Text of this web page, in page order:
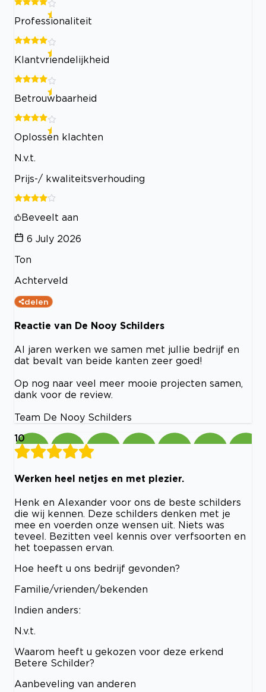
Professionaliteit
Klantvriendelijkheid
Betrouwbaarheid
Oplossen klachten
N.v.t.
Prijs-/ kwaliteitsverhouding
Beveelt aan
6 July 2026
Ton
Achterveld
delen
Reactie van De Nooy Schilders
Al jaren werken we samen met jullie bedrijf en
dat bevalt van beide kanten zeer goed!
Op nog naar veel meer mooie projecten samen,
dank voor de review.
Team De Nooy Schilders
10
Werken heel netjes en met plezier.
Henk en Alexander voor ons de beste schilders
die wij kennen. Deze schilders denken met je
mee en voerden onze wensen uit. Niets was
teveel. Bezitten veel kennis over verfsoorten en
het toepassen ervan.
Hoe heeft u ons bedrijf gevonden?
Familie/vrienden/bekenden
Indien anders:
N.v.t.
Waarom heeft u gekozen voor deze erkend
Betere Schilder?
Aanbeveling van anderen